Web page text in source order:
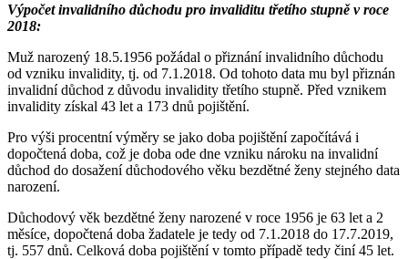
Výpočet invalidního důchodu pro invaliditu třetího stupně v roce
2018:
Muž narozený 18.5.1956 požádal o přiznání invalidního důchodu
od vzniku invalidity, tj. od 7.1.2018. Od tohoto data mu byl přiznán
invalidní důchod z důvodu invalidity třetího stupně. Před vznikem
invalidity získal 43 let a 173 dnů pojištění.
Pro výši procentní výměry se jako doba pojištění započítává i
dopočtená doba, což je doba ode dne vzniku nároku na invalidní
důchod do dosažení důchodového věku bezdětné ženy stejného data
narození.
Důchodový věk bezdětné ženy narozené v roce 1956 je 63 let a 2
měsíce, dopočtená doba žadatele je tedy od 7.1.2018 do 17.7.2019,
tj. 557 dnů. Celková doba pojištění v tomto případě tedy činí 45 let.